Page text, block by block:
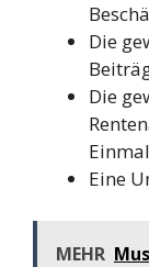
Die
Die
Eine
MEHR